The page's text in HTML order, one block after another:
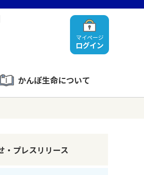
マイページ
ログイン
かんぽ生命について
・プレスリリース